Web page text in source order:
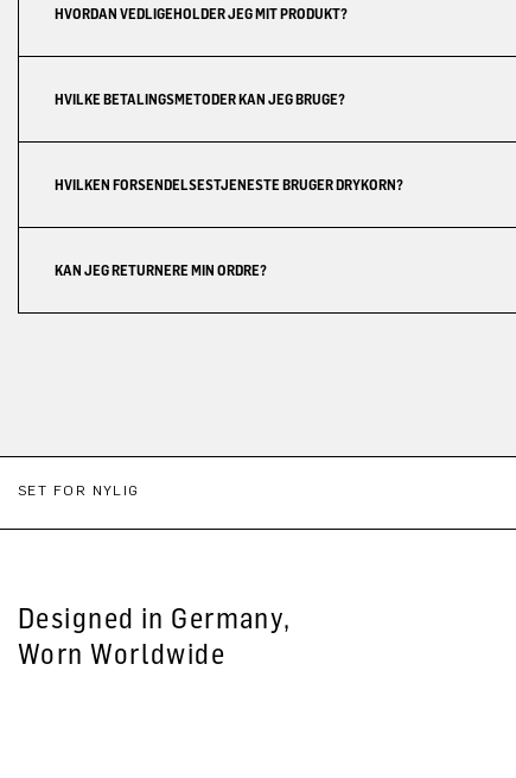
HVORDAN VEDLIGEHOLDER JEG MIT PRODUKT?
HVILKE BETALINGSMETODER KAN JEG BRUGE?
HVILKEN FORSENDELSESTJENESTE BRUGER DRYKORN?
KAN JEG RETURNERE MIN ORDRE?
SET FOR NYLIG
Designed in Germany,
Worn Worldwide